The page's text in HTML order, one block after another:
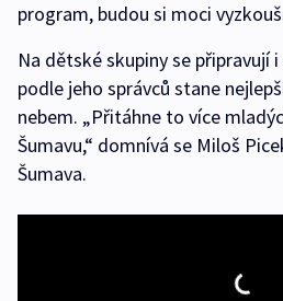
program, budou si moci
Na dětské skupiny se připravují
podle jeho správců stane
nebem. „Přitáhne to více
Šumavu,“ domnívá se Miloš
Šumava.